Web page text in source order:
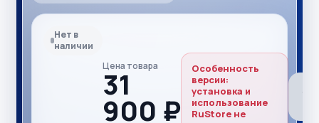
Нет в
наличии
Цена товара
31
900 ₽
Особенность
версии:
установка и
использование
RuStore не